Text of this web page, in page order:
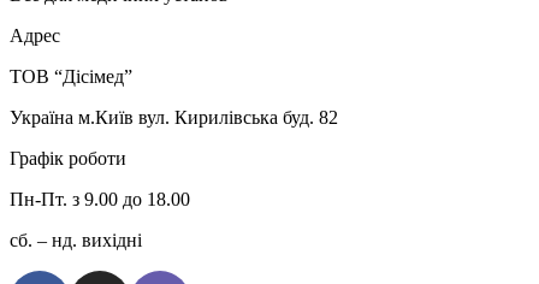
Адрес
ТОВ “Дісімед”
Україна м.Київ вул. Кирилівська буд. 82
Графік роботи
Пн-Пт. з 9.00 до 18.00
сб. – нд. вихідні